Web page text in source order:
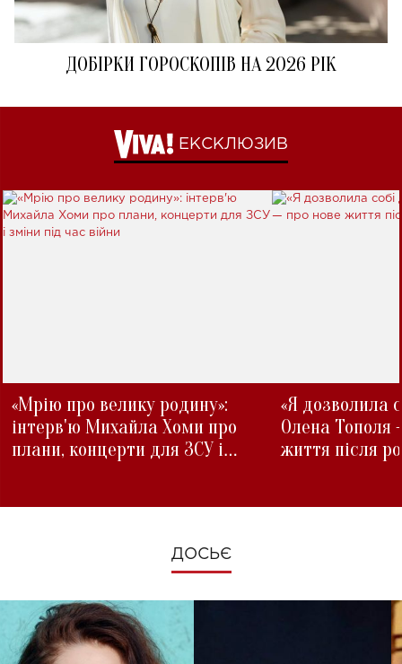
ДОБІРКИ ГОРОСКОПІВ НА 2026 РІК
ЕКСКЛЮЗИВ
«Мрію про велику родину»:
інтерв'ю Михайла Хоми про
плани, концерти для ЗСУ і
«Я дозволила
Олена Тополя
життя після
ДОСЬЄ